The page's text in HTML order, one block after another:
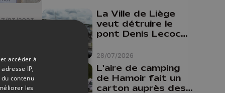
03/2023
28/07/2026
La Ville de Liège
veut détruire le
pont Denis Lecocq
budget pour le
faire
L'aire de camping
de Hamoir fait un
carton auprès des
accéder à
IP,
contenu
les